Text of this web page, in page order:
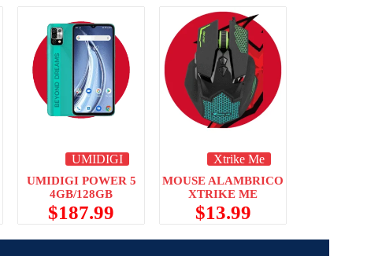
UMIDIGI
UMIDIGI POWER 5
4GB/128GB
$187.99
Xtrike Me
MOUSE ALAMBRICO
XTRIKE ME
$13.99